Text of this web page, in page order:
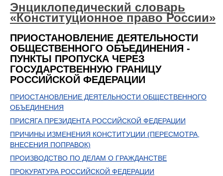
Энциклопедический словарь
«Конституционное право России»
ПРИОСТАНОВЛЕНИЕ ДЕЯТЕЛЬНОСТИ
ОБЩЕСТВЕННОГО ОБЪЕДИНЕНИЯ -
ПУНКТЫ ПРОПУСКА ЧЕРЕЗ
ГОСУДАРСТВЕННУЮ ГРАНИЦУ
РОССИЙСКОЙ ФЕДЕРАЦИИ
ПРИОСТАНОВЛЕНИЕ ДЕЯТЕЛЬНОСТИ ОБЩЕСТВЕННОГО
ОБЪЕДИНЕНИЯ
ПРИСЯГА ПРЕЗИДЕНТА РОССИЙСКОЙ ФЕДЕРАЦИИ
ПРИЧИНЫ ИЗМЕНЕНИЯ КОНСТИТУЦИИ (ПЕРЕСМОТРА,
ВНЕСЕНИЯ ПОПРАВОК)
ПРОИЗВОДСТВО ПО ДЕЛАМ О ГРАЖДАНСТВЕ
ПРОКУРАТУРА РОССИЙСКОЙ ФЕДЕРАЦИИ